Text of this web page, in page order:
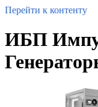
Перейти к контенту
ИБП